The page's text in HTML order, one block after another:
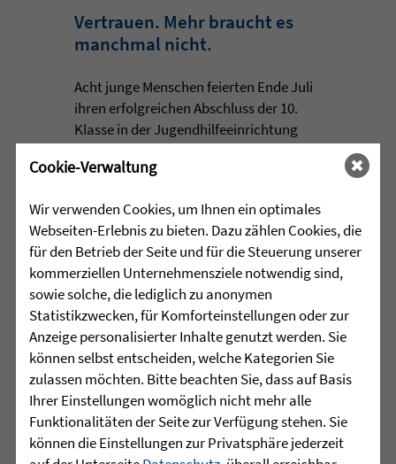
Vertrauen. Mehr braucht es
manchmal nicht.
Acht junge Menschen feierten Ende Juli
ihren erfolgreichen Abschluss der 10.
Klasse in der Jugendhilfeeinrichtung
Martinshaus ...
29.07.2026 |•HÖR-SPRACHZENTRUM
Projektwoche „Aus alt mach
neu“ und 25 Jahre
Sprachheilschule Biberach
Im Mai stand an der Sprachheilschule
Biberach alles im Zeichen des Umwelt-
und Klimaschutzes. Unter dem Motto
Cookie-Verwaltung
Wir verwenden Cookies, um Ihnen ein optimales
Webseiten-Erlebnis zu bieten. Dazu zählen Cookies, die
für den Betrieb der Seite und für die Steuerung unserer
kommerziellen Unternehmensziele notwendig sind,
sowie solche, die lediglich zu anonymen
Statistikzwecken, für Komforteinstellungen oder zur
Anzeige personalisierter Inhalte genutzt werden. Sie
können selbst entscheiden, welche Kategorien Sie
zulassen möchten. Bitte beachten Sie, dass auf Basis
Ihrer Einstellungen womöglich nicht mehr alle
Funktionalitäten der Seite zur Verfügung stehen. Sie
können die Einstellungen zur Privatsphäre jederzeit